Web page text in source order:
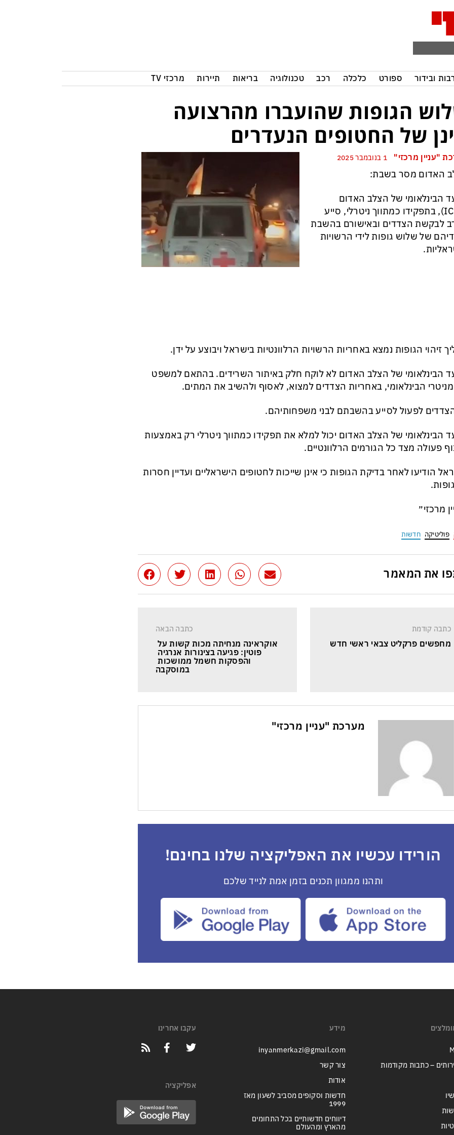
ובידור ספורט כלכלה רכב טכנולוגיה בריאות תיירות מרכזי TV
הגופות שהועברו מהרצועה
של החטופים הנעדרים
"עניין מרכזי" 1 בנובמבר 2025
האדום מסר בשבת:
הבינלאומי של הצלב האדום
(ICRC), בתפקידו כמתווך ניטרלי, סייע
לבקשת הצדדים ובאישורם בהשבת
של שלוש גופות לידי הרשויות
זיהוי הגופות נמצא באחריות הרשויות הרלוונטיות בישראל ויבוצע על ידן.
הבינלאומי של הצלב האדום לא לוקח חלק באיתור השרידים. בהתאם למשפט
הבינלאומי, באחריות הצדדים למצוא, לאסוף ולהשיב את המתים.
לפעול לסייע בהשבתם לבני משפחותיהם.
הבינלאומי של הצלב האדום יכול למלא את תפקידו כמתווך ניטרלי רק באמצעות
פעולה מצד כל הגורמים הרלוונטיים.
הודיעו לאחר בדיקת הגופות כי אינן שייכות לחטופים הישראליים ועדיין חסרות
מרכזי״
פוליטיקה חדשות
את המאמר
כתבה קודמת
מחפשים פרקליט צבאי ראשי חדש
כתבה הבאה
אוקראינה מנחיתה מכות קשות על
פוטין: פגיעה בצינורות אנרגיה
והפסקות חשמל ממושכות
במוסקבה
מערכת "עניין מרכזי"
הורידו עכשיו את האפליקציה שלנו בחינם!
ותהנו ממגוון תכנים בזמן אמת לנייד שלכם
– כתבות מקודמות
מידע
inyanmerkazi@gmail.com
צור קשר
אודות
חדשות וסקופים מסביב לשעון מאז
1999
דיווחים חדשותיים בכל התחומים
מהארץ ומהעולם
עקבו אחרינו
אפליקציה